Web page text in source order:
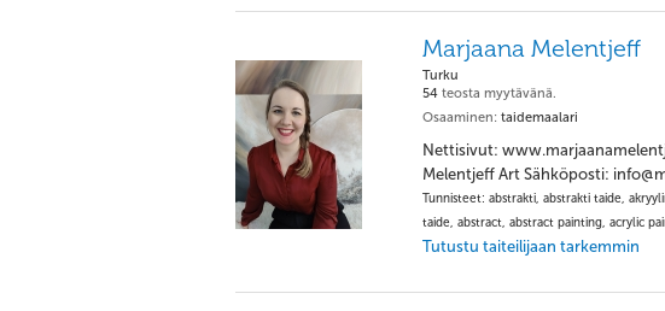
Marjaana Melentjeff
Turku
54 teosta myytävänä.
Osaaminen: taidemaalari
Nettisivut:
Melentjeff Art Sähköposti:
Tunnisteet: abstrakti, abstrakti taide,
taide, abstract, abstract painting, acrylic
Tutustu taiteilijaan tarkemmin